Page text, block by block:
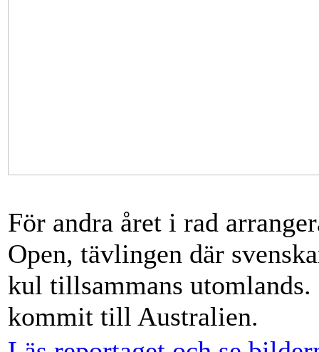
För andra året i rad
Open, tävlingen där
kul tillsammans utomlands.
kommit till Australien.